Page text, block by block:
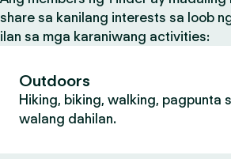
share sa kanilang interests sa loob
ilan sa mga karaniwang activities:
Outdoors
Hiking, biking, walking, pagpunta
walang dahilan.